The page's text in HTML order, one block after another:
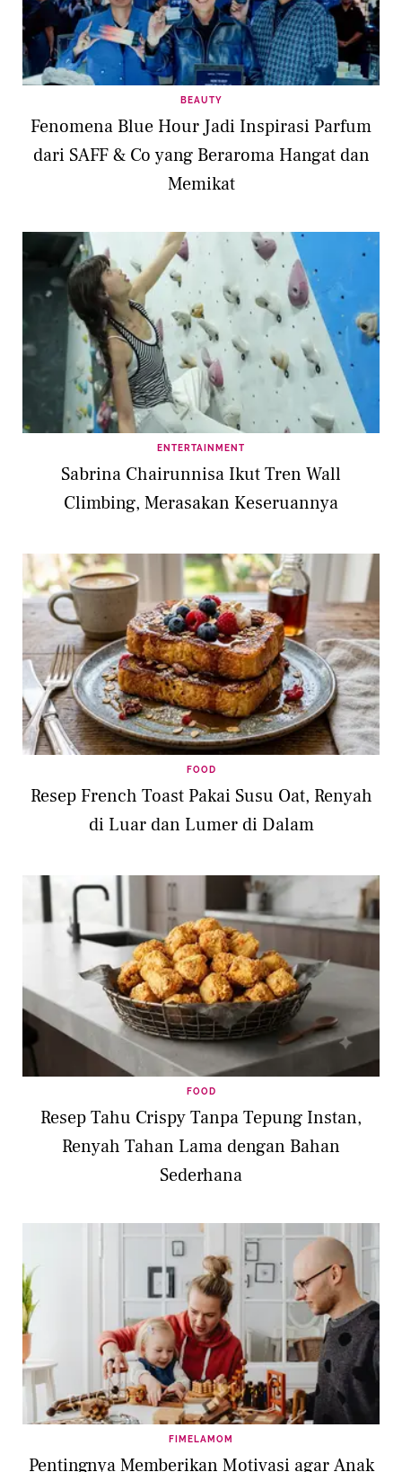
BEAUTY
Fenomena Blue Hour Jadi Inspirasi Parfum
dari SAFF & Co yang Beraroma Hangat dan
Memikat
ENTERTAINMENT
Sabrina Chairunnisa Ikut Tren Wall
Climbing, Merasakan Keseruannya
FOOD
Resep French Toast Pakai Susu Oat, Renyah
di Luar dan Lumer di Dalam
FOOD
Resep Tahu Crispy Tanpa Tepung Instan,
Renyah Tahan Lama dengan Bahan
Sederhana
FIMELAMOM
Pentingnya Memberikan Motivasi agar Anak